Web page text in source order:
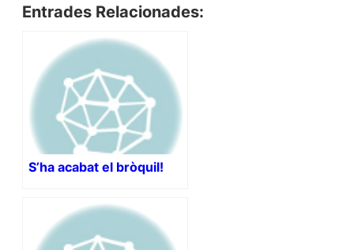
Entrades Relacionades:
S’ha acabat el bròquil!